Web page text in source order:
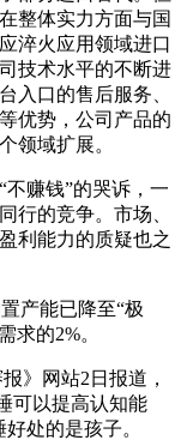
整体实力方面与国
淬火应用领域进口
技术水平的不断进
入口的售后服务、
优势，公司产品的
领域扩展。
赚钱”的哭诉，一
行的竞争。市场、
利能力的质疑也之
产能已降至“极
求的2%。
》网站2日报道，
可以提高认知能
处的是孩子。